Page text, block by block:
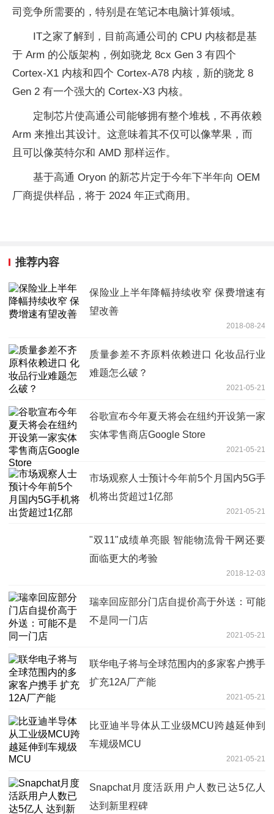
司竞争所需要的，特别是在笔记本电脑计算领域。
IT之家了解到，目前高通公司的 CPU 内核都是基
于 Arm 的公版架构，例如骁龙 8cx Gen 3 有四个
Cortex-X1 内核和四个 Cortex-A78 内核，新的骁龙 8
Gen 2 有一个强大的 Cortex-X3 内核。
定制芯片使高通公司能够拥有整个堆栈，不再依赖
Arm 来推出其设计。这意味着其不仅可以像苹果，而
且可以像英特尔和 AMD 那样运作。
基于高通 Oryon 的新芯片定于今年下半年向 OEM
厂商提供样品，将于 2024 年正式商用。
推荐内容
保险业上半年降幅持续收窄 保费增速有
望改善
2018-08-24
质量参差不齐原料依赖进口 化妆品行业
难题怎么破？
2021-05-21
谷歌宣布今年夏天将会在纽约开设第一家
实体零售商店Google Store
2021-05-21
市场观察人士预计今年前5个月国内5G手
机将出货超过1亿部
2021-05-21
"双11"成绩单亮眼 智能物流骨干网还要
面临更大的考验
2018-12-03
瑞幸回应部分门店自提价高于外送：可能
不是同一门店
2021-05-21
联华电子将与全球范围内的多家客户携手
扩充12A厂产能
2021-05-21
比亚迪半导体从工业级MCU跨越延伸到
车规级MCU
2021-05-21
Snapchat月度活跃用户人数已达5亿人
达到新里程碑